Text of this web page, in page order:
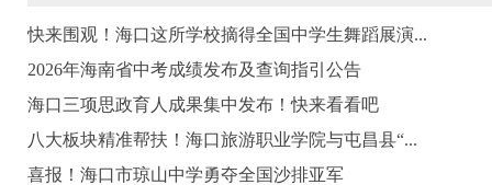
快来围观！海口这所学校摘得全国中学生舞蹈展演...
2026年海南省中考成绩发布及查询指引公告
海口三项思政育人成果集中发布！快来看看吧
八大板块精准帮扶！海口旅游职业学院与屯昌县“...
喜报！海口市琼山中学勇夺全国沙排亚军